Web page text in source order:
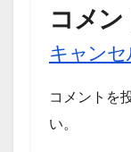
コメ
キャンセ
コメントを
い。